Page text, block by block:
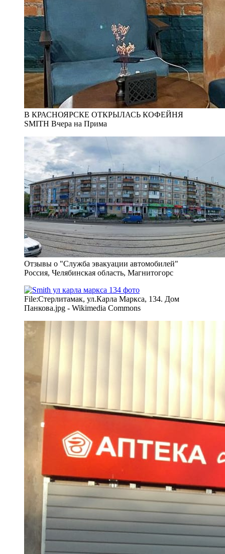
В КРАСНОЯРСКЕ ОТКРЫЛАСЬ КОФЕЙНЯ
SMITH Вчера на Прима
Отзывы о "Служба эвакуации автомобилей"
Россия, Челябинская область, Магнитогорс
File:Стерлитамак, ул.Карла Маркса, 134. Дом
Панкова.jpg - Wikimedia Commons